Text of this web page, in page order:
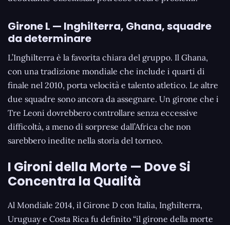
Girone L — Inghilterra, Ghana, squadre
da determinare
L’Inghilterra è la favorita chiara del gruppo. Il Ghana,
con una tradizione mondiale che include i quarti di
finale nel 2010, porta velocità e talento atletico. Le altre
due squadre sono ancora da assegnare. Un girone che i
Tre Leoni dovrebbero controllare senza eccessive
difficoltà, a meno di sorprese dall’Africa che non
sarebbero inedite nella storia del torneo.
I Gironi della Morte — Dove Si
Concentra la Qualità
Al Mondiale 2014, il Girone D con Italia, Inghilterra,
Uruguay e Costa Rica fu definito “il girone della morte